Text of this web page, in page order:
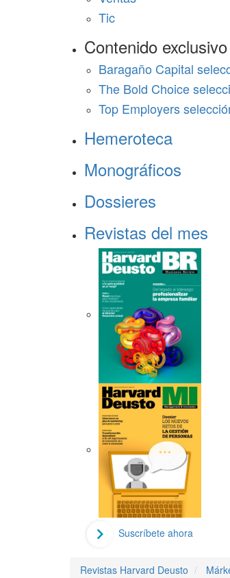
Tic
Contenido exclusivo
Baragaño Capital
The Bold Choice
Top Employers
Hemeroteca
Monográficos
Dossieres
Revistas del mes
Suscríbete ahora
Revistas Harvard Deusto